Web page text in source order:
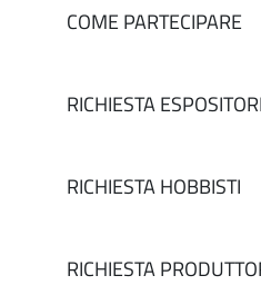
COME PARTECIPARE
RICHIESTA ESPOSITORI
RICHIESTA HOBBISTI
RICHIESTA